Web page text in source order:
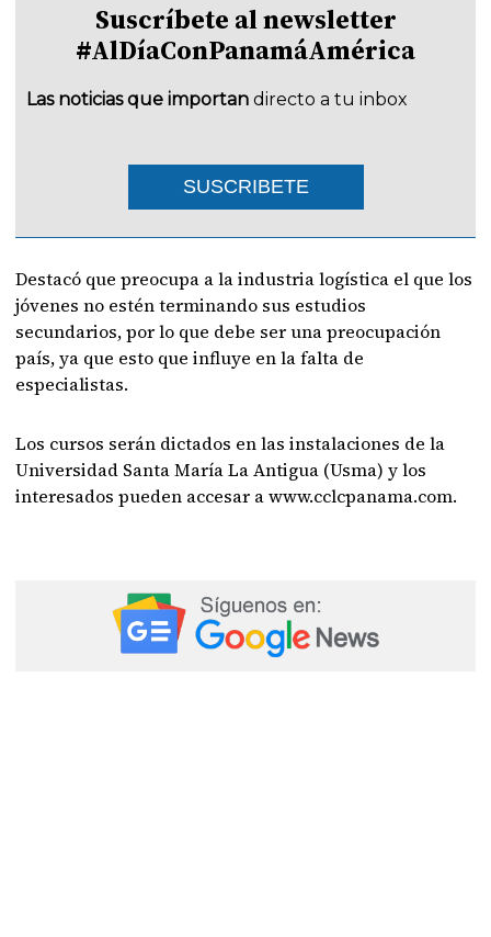
Suscríbete al newsletter
#AlDíaConPanamáAmérica
Las noticias que importan directo a tu inbox
SUSCRIBETE
Destacó que preocupa a la industria logística el que los
jóvenes no estén terminando sus estudios
secundarios, por lo que debe ser una preocupación
país, ya que esto que influye en la falta de
especialistas.
Los cursos serán dictados en las instalaciones de la
Universidad Santa María La Antigua (Usma) y los
interesados pueden accesar a www.cclcpanama.com.